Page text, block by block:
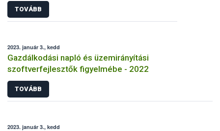
TOVÁBB
2023. január 3., kedd
Gazdálkodási napló és üzemirányítási
szoftverfejlesztők figyelmébe - 2022
TOVÁBB
2023. január 3., kedd